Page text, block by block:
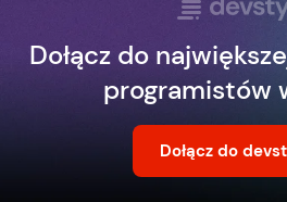
Dołącz do
programistów
Dołącz do